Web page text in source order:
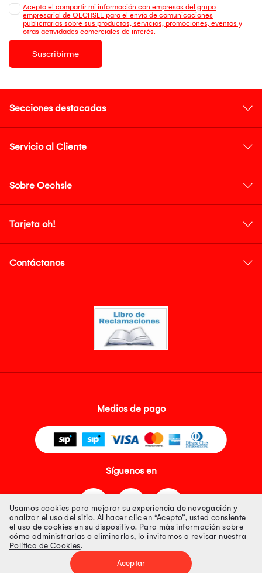
Acepto el compartir mi información con empresas del grupo
empresarial de OECHSLE para el envío de comunicaciones
publicitarias sobre sus productos, servicios, promociones, eventos y
otras actividades comerciales de interés.
Suscribirme
Secciones destacadas
Servicio al Cliente
Sobre Oechsle
Tarjeta oh!
Contáctanos
Medios de pago
Síguenos en
Tienda 100% Segura
Usamos cookies para mejorar su experiencia de navegación y
analizar el uso del sitio. Al hacer clic en “Acepto”, usted consiente
el uso de cookies en su dispositivo. Para más información sobre
cómo administrarlas o eliminarlas, lo invitamos a revisar nuestra
Política de Cookies.
Aceptar